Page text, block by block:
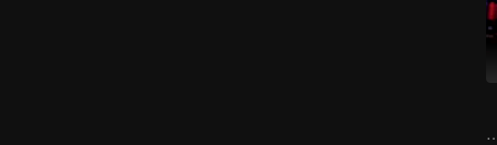
ممزقًا بين القدر